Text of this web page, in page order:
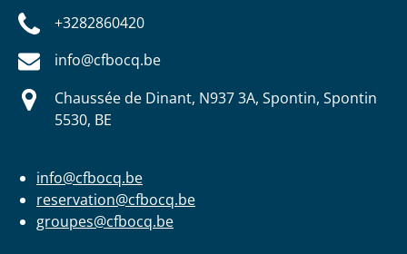
+3282860420
info@cfbocq.be
Chaussée de Dinant, N937 3A, Spontin, Spontin
5530, BE
info@cfbocq.be
reservation@cfbocq.be
groupes@cfbocq.be